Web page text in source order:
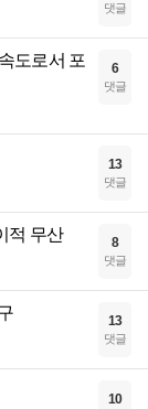
댓글
도로서 포
6
댓글
13
댓글
적 무산 8
댓글
13
댓글
10